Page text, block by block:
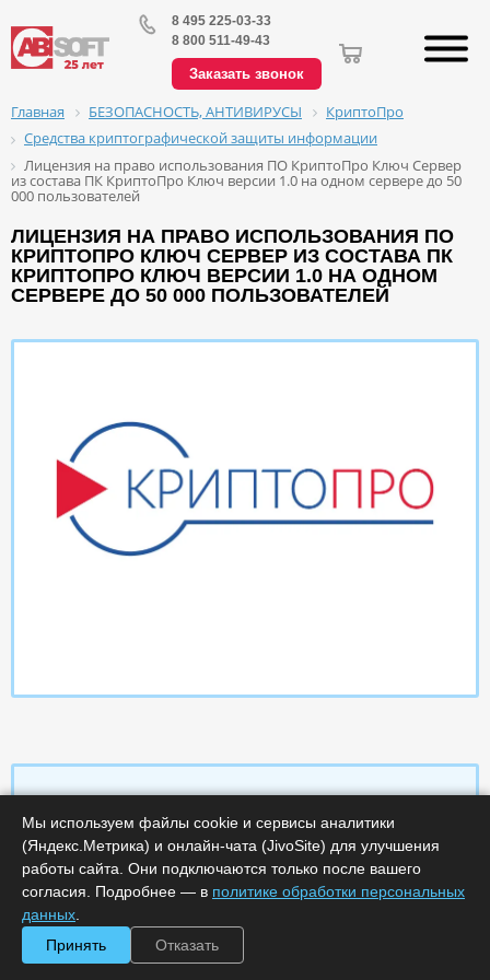
8 495 225-03-33
8 800 511-49-43
Заказать звонок
Главная БЕЗОПАСНОСТЬ, АНТИВИРУСЫ
КриптоПро
Средства криптографической защиты информации
Лицензия на право использования ПО КриптоПро Ключ Сервер
из состава ПК КриптоПро Ключ версии 1.0 на одном сервере до 50
000 пользователей
ЛИЦЕНЗИЯ НА ПРАВО ИСПОЛЬЗОВАНИЯ ПО
КРИПТОПРО КЛЮЧ СЕРВЕР ИЗ СОСТАВА ПК
КРИПТОПРО КЛЮЧ ВЕРСИИ 1.0 НА ОДНОМ
СЕРВЕРЕ ДО 50 000 ПОЛЬЗОВАТЕЛЕЙ
Характеристики
Срок поставки, дней :14
Код :
0000-358629
Обработка заказа :
Мы используем файлы cookie и сервисы аналитики
(Яндекс.Метрика) и онлайн-чата (JivoSite) для улучшения
работы сайта. Они подключаются только после вашего
согласия. Подробнее — в политике обработки персональных
данных
Принять
Отказать